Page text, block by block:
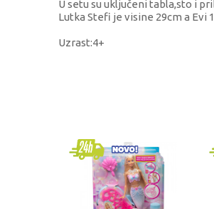
U setu su uključeni tabla,sto i
Lutka Stefi je visine 29cm a Evi
Uzrast:4+
Pol
Uzrast